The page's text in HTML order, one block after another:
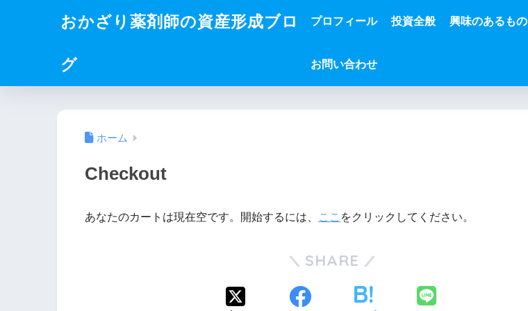
おかざり薬剤師の資産形成ブロ
グ
プロフィール 投資全般 興味のあるもの
お問い合わせ
ホーム
Checkout
あなたのカートは現在空です。開始するには、 ここ をクリックしてください。
SHARE